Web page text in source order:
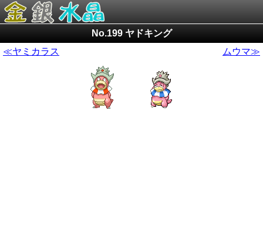
No.199 ヤドキング
≪ヤミカラス
ムウマ≫